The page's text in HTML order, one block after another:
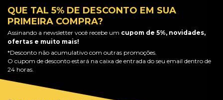
QUE TAL 5% DE DESCONTO EM SUA
PRIMEIRA COMPRA?
Assinando a newsletter você recebe um cupom de 5%, novidades,
ofertas e muito mais!
*Desconto não acumulativo com outras promoções.
O cupom de desconto estará na caixa de entrada do seu email dentro de
24 horas.